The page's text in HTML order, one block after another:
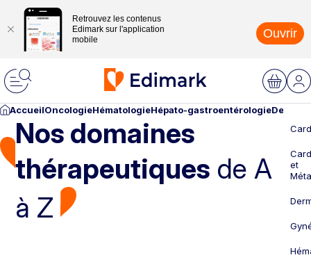
Retrouvez les contenus
Edimark sur l'application
mobile
Ouvrir
AccueilOncologieHématologieHépato-gastroentérologie
Nos domaines
thérapeutiques de A
à Z
et